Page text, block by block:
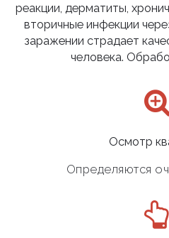
реакции, дерматиты,
вторичные инфекции
заражении страдает
человека.
Осмотр
Определяются